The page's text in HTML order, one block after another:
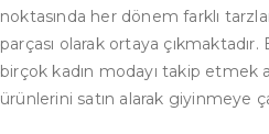
noktasında her dönem farklı
parçası olarak ortaya
birçok kadın modayı takip etmek
ürünlerini satın alarak giyinmeye